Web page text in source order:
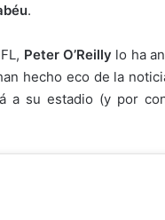
.
Peter O’Reilly lo ha
hecho eco de la
a su estadio (y por